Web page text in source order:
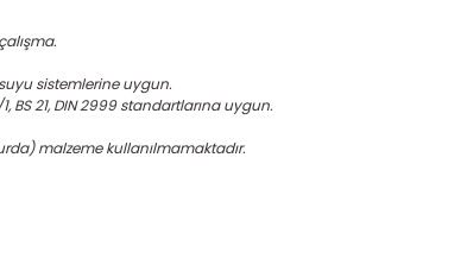
sistemlerine uygun.
BS 21, DIN 2999 standartlarına uygun.
malzeme kullanılmamaktadır.